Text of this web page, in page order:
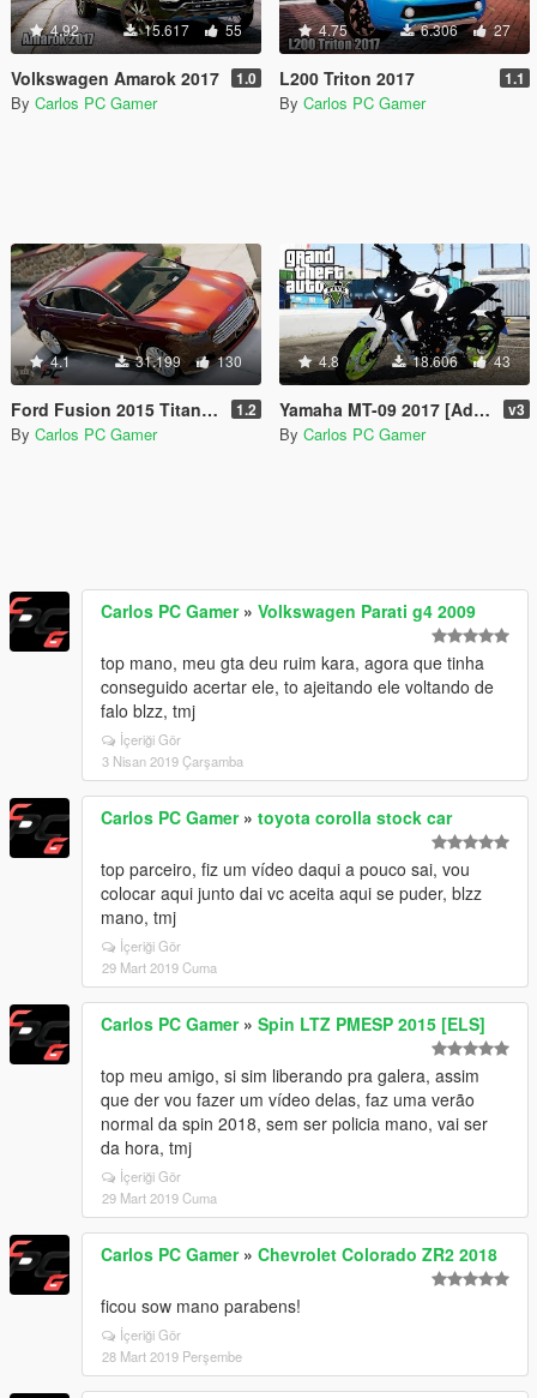
4.92 15.617 55
Volkswagen Amarok 2017 1.0
By Carlos PC Gamer
4.75 6.306 27
L200 Triton 2017 1.1
By Carlos PC Gamer
4.1 31.199 130
Ford Fusion 2015 Titanium [Add-On / Replace] 1.2
By Carlos PC Gamer
4.8 18.606 43
Yamaha MT-09 2017 [Add-On / Replace] v3
By Carlos PC Gamer
Carlos PC Gamer» Volkswagen Parati g4 2009
top mano, meu gta deu ruim kara, agora que tinha
conseguido acertar ele, to ajeitando ele voltando de
falo blzz, tmj
İçeriği Gör
3 Nisan 2019 Çarşamba
Carlos PC Gamer» toyota corolla stock car
top parceiro, fiz um vídeo daqui a pouco sai, vou
colocar aqui junto dai vc aceita aqui se puder, blzz
mano, tmj
İçeriği Gör
29 Mart 2019 Cuma
Carlos PC Gamer» Spin LTZ PMESP 2015 [ELS]
top meu amigo, si sim liberando pra galera, assim
que der vou fazer um vídeo delas, faz uma verão
normal da spin 2018, sem ser policia mano, vai ser
da hora, tmj
İçeriği Gör
29 Mart 2019 Cuma
Carlos PC Gamer» Chevrolet Colorado ZR2 2018
ficou sow mano parabens!
İçeriği Gör
28 Mart 2019 Perşembe